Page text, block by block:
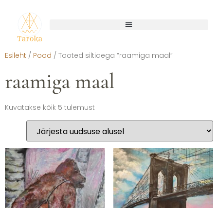
Esileht / Pood / Tooted siltidega “raamiga maal”
raamiga maal
Kuvatakse kõik 5 tulemust